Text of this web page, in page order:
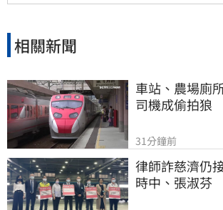
相關新聞
車站、農場廁
司機成偷拍狼
31分鐘前
律師詐慈濟仍
時中、張淑芬